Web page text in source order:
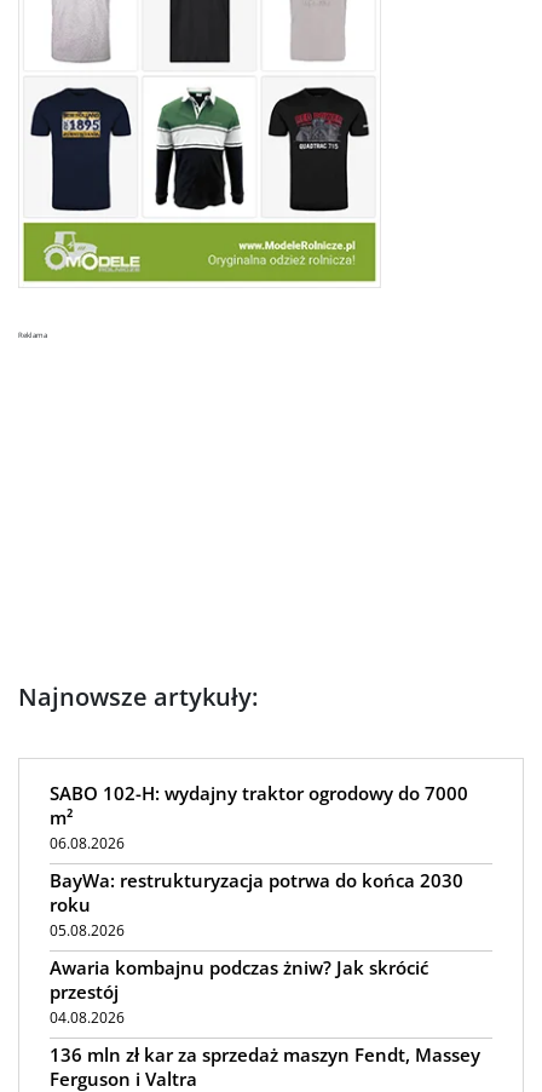
Najnowsze artykuły:
SABO 102-H: wydajny traktor ogrodowy do 7000
m²
06.08.2026
BayWa: restrukturyzacja potrwa do końca 2030
roku
05.08.2026
Awaria kombajnu podczas żniw? Jak skrócić
przestój
04.08.2026
136 mln zł kar za sprzedaż maszyn Fendt, Massey
Ferguson i Valtra
Reklama